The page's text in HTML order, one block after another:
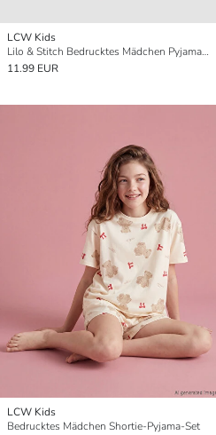
LCW Kids
Lilo & Stitch Bedrucktes Mädchen Pyjama-Set
11.99 EUR
LCW Kids
Bedrucktes Mädchen Shortie-Pyjama-Set